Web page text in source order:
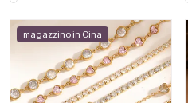
magazzino in Cina